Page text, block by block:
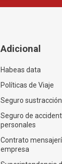
Adicional
Habeas data
Políticas de Viaje
Seguro sustracción
Seguro de
personales
Contrato
empresa